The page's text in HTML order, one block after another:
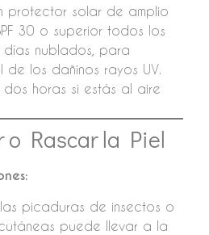
protector solar de amplio
30 o superior todos los
días nublados, para
los dañinos rayos UV.
horas si estás al aire
o Rascar la Piel
picaduras de insectos o
puede llevar a la